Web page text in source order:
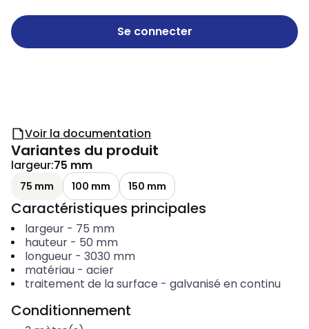
Se connecter
Voir la documentation
Variantes du produit
largeur:75 mm
75 mm 100 mm 150 mm
Caractéristiques principales
largeur- 75 mm
hauteur- 50 mm
longueur- 3030 mm
matériau- acier
traitement de la surface - galvanisé en continu
Conditionnement